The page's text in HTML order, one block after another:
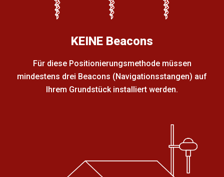
KEINE Beacons
Für diese Positionierungsmethode müssen
mindestens drei Beacons (Navigationsstangen) auf
Ihrem Grundstück installiert werden.